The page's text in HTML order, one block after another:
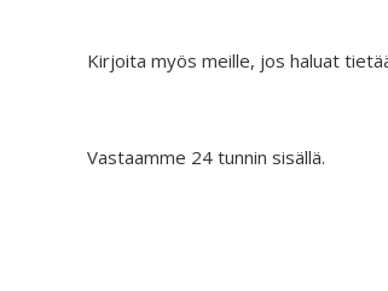
Kirjoita myös meille, jos haluat
Vastaamme 24 tunnin sisällä.